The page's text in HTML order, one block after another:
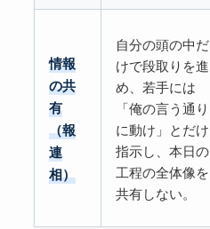
情報
の共
有
（報
連
相）
自分の頭の中だ
けで段取りを進
め、若手には
「俺の言う通り
に動け」とだけ
指示し、本日の
工程の全体像を
共有しない。